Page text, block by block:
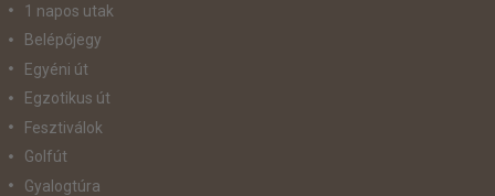
1 napos utak
Belépőjegy
Egyéni út
Egzotikus út
Fesztiválok
Golfút
Gyalogtúra